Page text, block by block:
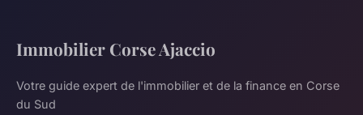
Immobilier Corse Ajaccio
Votre guide expert de l'immobilier et de la finance en Corse
du Sud